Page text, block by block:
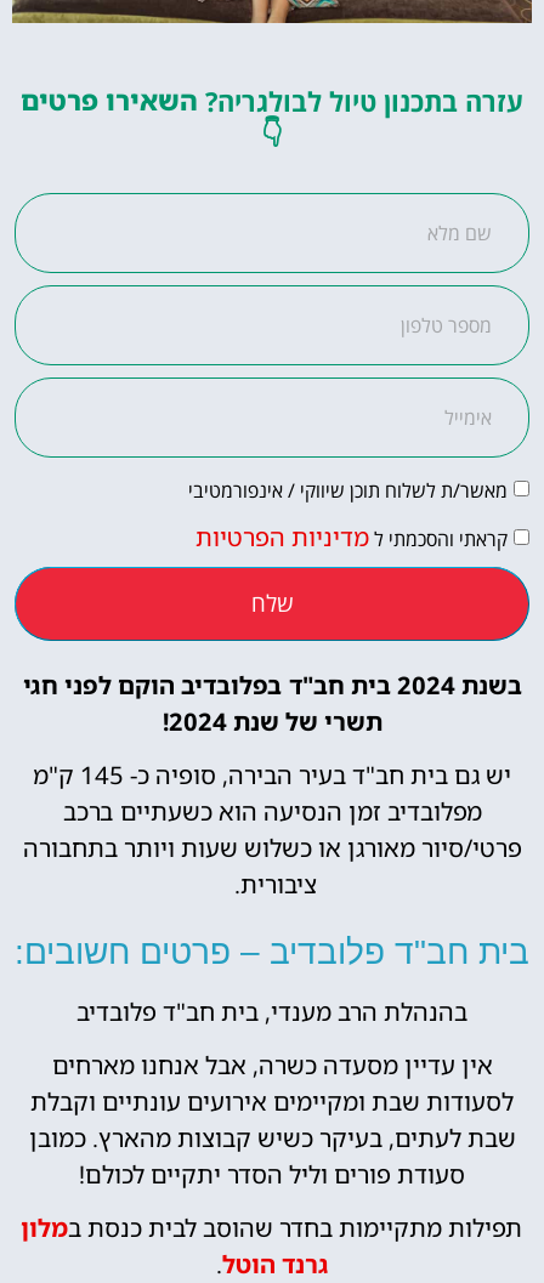
מציאת מלון
לחצו
טיול לבולגריה? השאירו פרטים
לשלוח תוכן שיווקי / אינפורמטיבי
והסכמתי למדיניות הפרטיות
בשנת 2024 בית חב"ד בפלובדיב הוקם לפני חגי
תשרי של שנת 2024!
יש גם בית חב"ד בעיר הבירה, סופיה כ- 145 ק"מ
זמן הנסיעה הוא כשעתיים ברכב
מאורגן או כשלוש שעות ויותר בתחבורה
ציבורית.
פלובדיב – פרטים חשובים:
בהנהלת הרב מענדי, בית חב"ד פלובדיב
עדיין מסעדה כשרה, אבל אנחנו מארחים
שבת ומקיימים אירועים עונתיים וקבלת
בעיקר כשיש קבוצות מהארץ. כמובן
סעודת פורים וליל הסדר יתקיים לכולם!
מתקיימות בחדר שהוסב לבית כנסת במלון
גרנד הוטל.